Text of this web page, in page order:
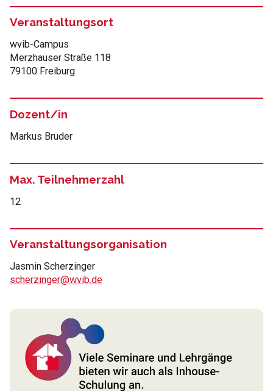
Veranstaltungsort
wvib-Campus
Merzhauser Straße 118
79100 Freiburg
Dozent/in
Markus Bruder
Max. Teilnehmerzahl
12
Veranstaltungsorganisation
Jasmin Scherzinger
scherzinger@wvib.de